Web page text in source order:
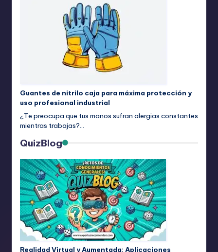
Guantes de nitrilo caja para máxima protección y
uso profesional industrial
¿Te preocupa que tus manos sufran alergias constantes
mientras trabajas?…
QuizBlog
Realidad Virtual y Aumentada: Aplicaciones